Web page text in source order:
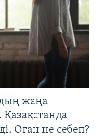
жаңа
Оған не себеп?